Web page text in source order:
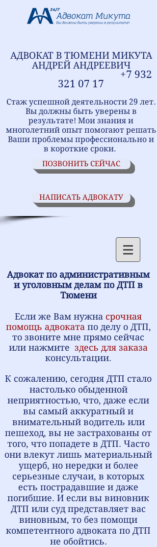
АДВОКАТ В ТЮМЕНИ МИКУТА
АНДРЕЙ АНДРЕЕВИЧ
+7 932
321 07 17
Стаж успешной деятельности 29 лет.
Вы должны быть уверены в
результате! Мои знания и
многолетний опыт помогают решать
Ваши проблемы профессионально и
в короткие сроки.
ПОЗВОНИТЬ СЕЙЧАС
НАПИСАТЬ АДВОКАТУ
Адвокат по административным
и уголовным делам по ДТП в
Тюмени
Если же Вам нужна срочная
помощь адвоката по делу о ДТП,
то звоните мне прямо сейчас
или нажмите здесь для заказа
консультации.
К сожалению, сегодня ДТП стало
настолько обыденной
неприятностью, что, даже если
вы самый аккуратный и
внимательный водитель или
пешеход, вы не застрахованы от
того, что попадете в ДТП. Часто
они влекут лишь материальный
ущерб, но нередки и более
серьезные случаи, в которых
есть пострадавшие и даже
погибшие. И если вы виновник
ДТП или суд представляет вас
виновным, то без помощи
компетентного адвоката по ДТП
не обойтись.